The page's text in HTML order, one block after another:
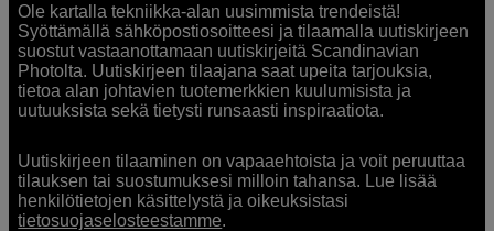
Ole kartalla tekniikka-alan uusimmista trendeistä!
Syöttämällä sähköpostiosoitteesi ja tilaamalla uutiskirjeen
suostut vastaanottamaan uutiskirjeitä Scandinavian
Photolta. Uutiskirjeen tilaajana saat upeita tarjouksia,
tietoa alan johtavien tuotemerkkien kuulumisista ja
uutuuksista sekä tietysti runsaasti inspiraatiota.
Uutiskirjeen tilaaminen on vapaaehtoista ja voit peruuttaa
tilauksen tai suostumuksesi milloin tahansa. Lue lisää
henkilötietojen käsittelystä ja oikeuksistasi
tietosuojaselosteestamme.